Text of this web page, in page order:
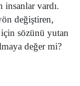
insanlar vardı.
değiştiren,
sözünü yutan
değer mi?